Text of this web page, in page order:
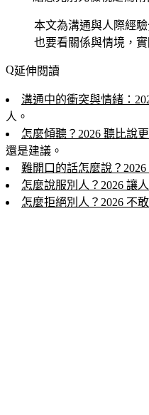
本文為溝通與人際經
也要看關係與情境，
延伸閱讀
溝通中的衝突與情緒：
人。
怎麼傾聽？2026 聽比說
還是建議。
難開口的話怎麼說？
怎麼說服別人？2026 讓
怎麼拒絕別人？2026 不